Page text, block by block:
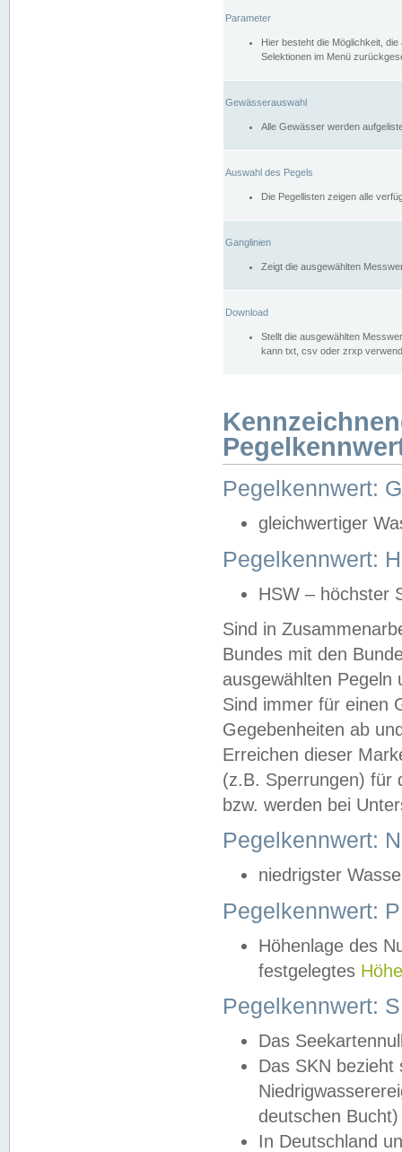
Parameter
Hier besteht die Möglichkeit,
Selektionen im Menü
Gewässerauswahl
Alle Gewässer werden
Auswahl des Pegels
Die Pegellisten zeigen alle
Ganglinien
Zeigt die ausgewählten
Download
Stellt die ausgewählten
kann txt, csv oder zrxp
Pegelkennwert:
gleichwertiger
Pegelkennwert:
HSW – höchster
Sind in
Bundes mit den
ausgewählten
Sind immer für einen
Gegebenheiten ab
Erreichen dieser
(z.B. Sperrungen) für
bzw. werden bei
Pegelkennwert:
niedrigster
Pegelkennwert:
Höhenlage des
festgelegtes
Pegelkennwert:
Das
Das SKN
deutschen
In Deutschland